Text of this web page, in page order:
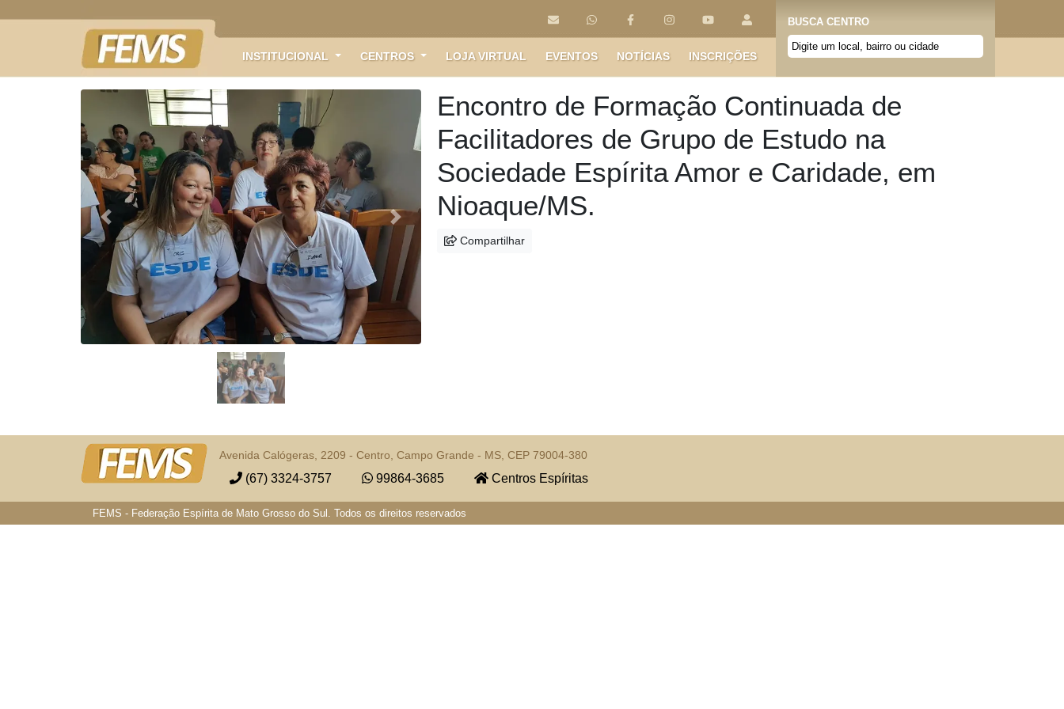
INSTITUCIONAL CENTROS LOJA VIRTUAL EVENTOS NOTÍCIAS INSCRIÇÕES
BUSCA CENTRO
Anterior Próximo
Encontro de Formação Continuada de
Facilitadores de Grupo de Estudo na
Sociedade Espírita Amor e Caridade, em
Nioaque/MS.
Compartilhar
Avenida Calógeras, 2209 - Centro, Campo Grande - MS, CEP 79004-380
(67) 3324-3757 99864-3685 Centros Espíritas
FEMS - Federação Espírita de Mato Grosso do Sul. Todos os direitos reservados